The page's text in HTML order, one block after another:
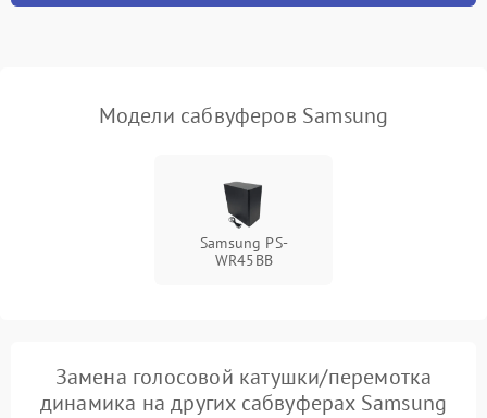
защиты от короткого
1000 ₽ Подробнее →
1000 ₽
Неисправность системы
защиты от перегрева
1000 ₽ Подробнее →
Модели сабвуферов Samsung
Samsung PS-
WR45BB
Замена голосовой катушки/перемотка
динамика на других сабвуферах Samsung